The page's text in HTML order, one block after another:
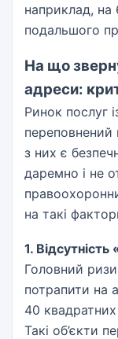
наприклад, на
подальшого
На що
адреси:
Ринок послуг
переповнений
з них є
даремно і не
на такі
1.
Головний
потрапити на
40
Такі об’єкти